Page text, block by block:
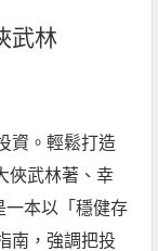
武林
資。輕鬆打造
俠武林著、幸
一本以「穩健存
南，強調把投